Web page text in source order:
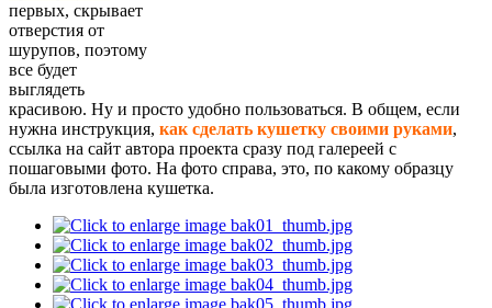
первых, скрывает
отверстия от
шурупов, поэтому
все будет
выглядеть
красивою. Ну и просто удобно пользоваться. В общем, если
нужна инструкция, как сделать кушетку своими руками,
ссылка на сайт автора проекта сразу под галереей с
пошаговыми фото. На фото справа, это, по какому образцу
была изготовлена кушетка.